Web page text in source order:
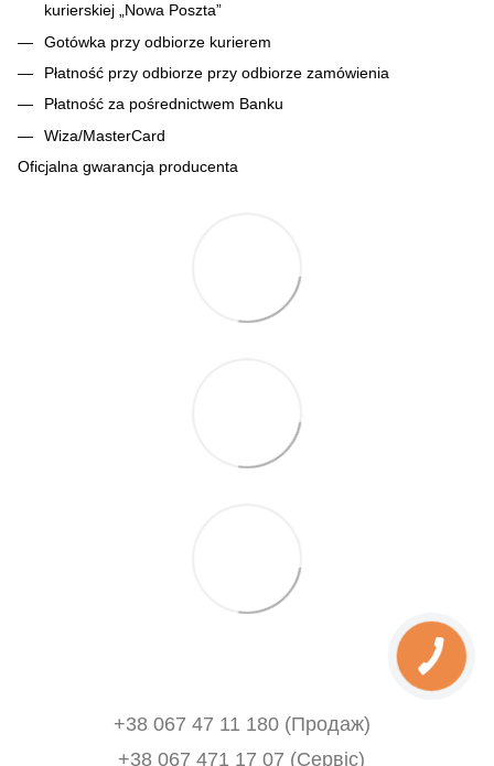
kurierskiej „Nowa Poszta”
Gotówka przy odbiorze kurierem
Płatność przy odbiorze przy odbiorze zamówienia
Płatność za pośrednictwem Banku
Wiza/MasterCard
Oficjalna gwarancja producenta
+38 067 47 11 180 (Продаж)
+38 067 471 17 07 (Сервіс)